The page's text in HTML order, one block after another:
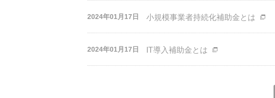
2024年01月17日 小規模事業者持続化補助金とは
2024年01月17日 IT導入補助金とは